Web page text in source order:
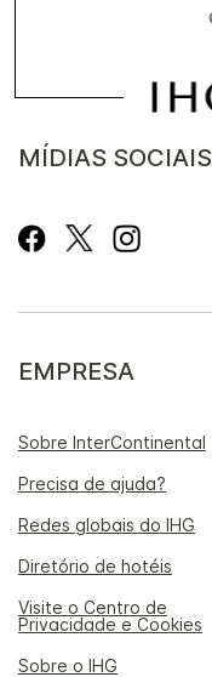
MÍDIAS SOCIAIS
EMPRESA
Sobre InterContinental
Precisa de ajuda?
Redes globais do IHG
Diretório de hotéis
Visite o Centro de
Privacidade e Cookies
Sobre o IHG